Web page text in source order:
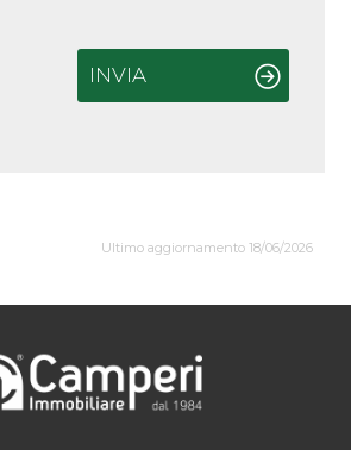
INVIA
Ultimo aggiornamento 18/06/2026